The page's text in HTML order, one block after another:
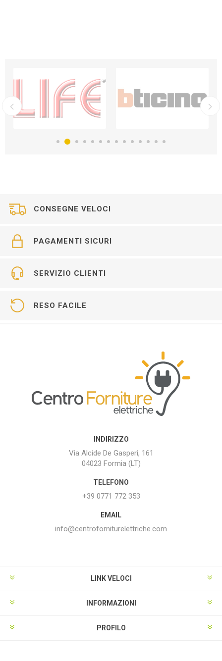
CONSEGNE VELOCI
PAGAMENTI SICURI
SERVIZIO CLIENTI
RESO FACILE
INDIRIZZO
Via Alcide De Gasperi, 161
04023 Formia (LT)
TELEFONO
+39 0771 772 353
EMAIL
info@centroforniturelettriche.com
LINK VELOCI
INFORMAZIONI
PROFILO